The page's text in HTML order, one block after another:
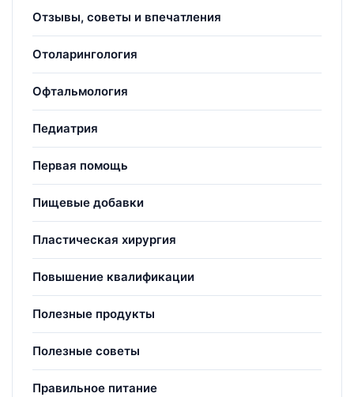
Отзывы, советы и впечатления
Отоларингология
Офтальмология
Педиатрия
Первая помощь
Пищевые добавки
Пластическая хирургия
Повышение квалификации
Полезные продукты
Полезные советы
Правильное питание